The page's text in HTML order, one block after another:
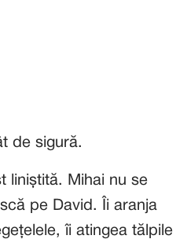
de sigură.
liniștită. Mihai nu se
pe David. Îi aranja
îi atingea tălpile